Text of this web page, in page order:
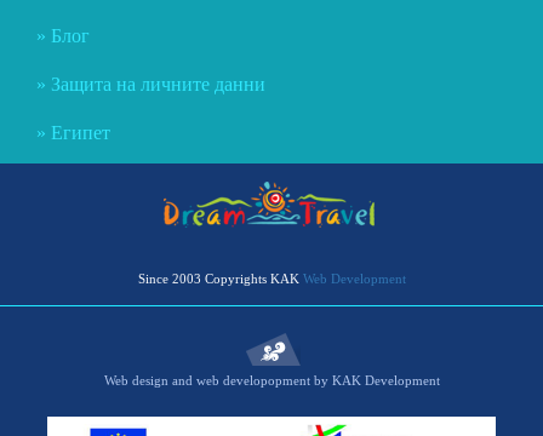
Блог
Защита на личните данни
Египет
Since 2003 Copyrights KAK Web Development
Web design and web developopment by KAK Development